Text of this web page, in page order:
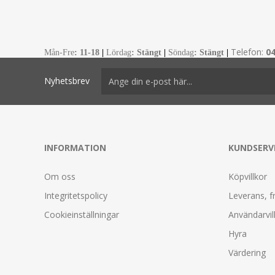
Mån-Fre: 11-18 Lördag: Stängt Söndag: Stängt Telefon:
Nyhetsbrev
INFORMATION
Om oss
Integritetspolicy
Cookieinställningar
Köpvillkor
Leverans,
Hyra
Värdering